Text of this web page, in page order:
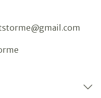
gmail.com